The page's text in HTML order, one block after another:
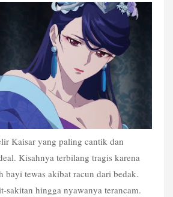
Kaisar yang paling cantik dan
Kisahnya terbilang tragis karena
bayi tewas akibat racun dari bedak.
sakitan hingga nyawanya terancam.